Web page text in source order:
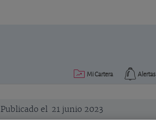
Alertas
Mi Cartera
Publicado el 21 junio 2023